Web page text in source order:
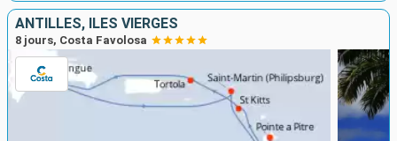
ANTILLES, ILES VIERGES
8 jours, Costa Favolosa